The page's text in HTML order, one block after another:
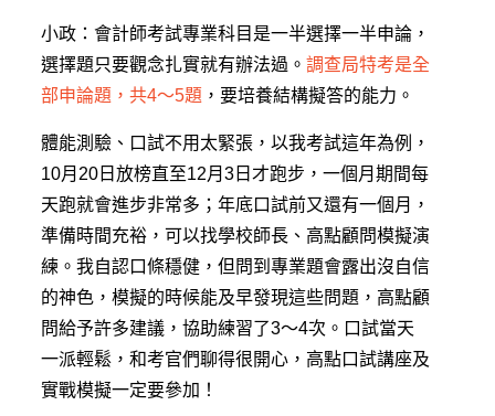
小政：會計師考試專業科目是一半選擇一半申論，
選擇題只要觀念扎實就有辦法過。調查局特考是全
部申論題，共4～5題 ，要培養結構擬答的能力。
體能測驗、口試不用太緊張，以我考試這年為例，
10月20日放榜直至12月3日才跑步，一個月期間每
天跑就會進步非常多；年底口試前又還有一個月，
準備時間充裕，可以找學校師長、高點顧問模擬演
練。我自認口條穩健，但問到專業題會露出沒自信
的神色，模擬的時候能及早發現這些問題，高點顧
問給予許多建議，協助練習了3～4次。口試當天
一派輕鬆，和考官們聊得很開心，高點口試講座及
實戰模擬一定要參加！